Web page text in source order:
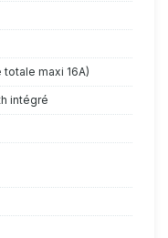
totale maxi 16A)
intégré